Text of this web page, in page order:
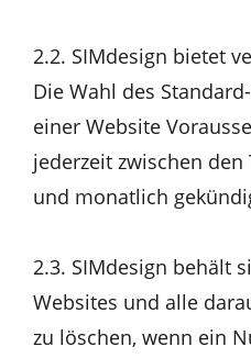
2.2. SIMdesign bietet
Die Wahl des
einer Website
jederzeit zwischen
und monatlich
2.3. SIMdesign behält
Websites und alle
zu löschen, wenn ein